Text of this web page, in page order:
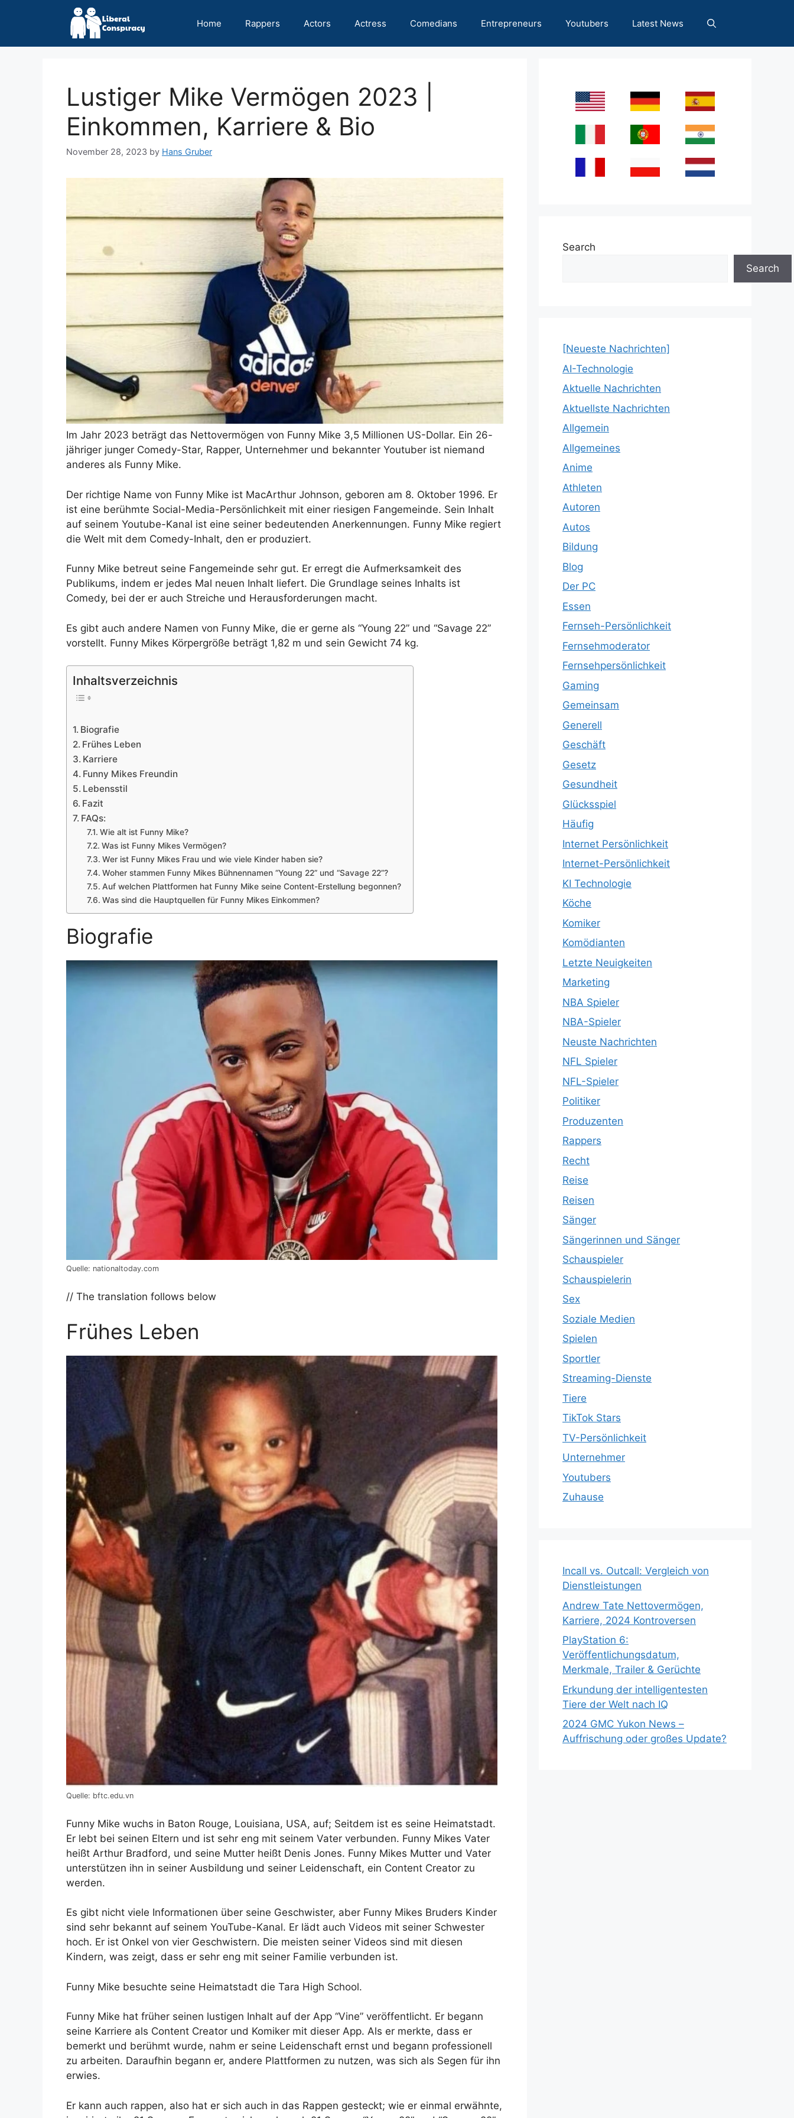
Home Rappers Actors Actress Comedians Entrepreneurs Youtubers Latest News
Lustiger Mike Vermögen 2023 |
Einkommen, Karriere & Bio
November 28, 2023 by Hans Gruber
Im Jahr 2023 beträgt das Nettovermögen von Funny Mike 3,5 Millionen US-Dollar. Ein 26-
jähriger junger Comedy-Star, Rapper, Unternehmer und bekannter Youtuber ist niemand
anderes als Funny Mike.
Der richtige Name von Funny Mike ist MacArthur Johnson, geboren am 8. Oktober 1996. Er
ist eine berühmte Social-Media-Persönlichkeit mit einer riesigen Fangemeinde. Sein Inhalt
auf seinem Youtube-Kanal ist eine seiner bedeutenden Anerkennungen. Funny Mike regiert
die Welt mit dem Comedy-Inhalt, den er produziert.
Funny Mike betreut seine Fangemeinde sehr gut. Er erregt die Aufmerksamkeit des
Publikums, indem er jedes Mal neuen Inhalt liefert. Die Grundlage seines Inhalts ist
Comedy, bei der er auch Streiche und Herausforderungen macht.
Es gibt auch andere Namen von Funny Mike, die er gerne als “Young 22” und “Savage 22”
vorstellt. Funny Mikes Körpergröße beträgt 1,82 m und sein Gewicht 74 kg.
Inhaltsverzeichnis
Biografie
Frühes Leben
Karriere
Funny Mikes Freundin
Lebensstil
Fazit
FAQs:
Wie alt ist Funny Mike?
Was ist Funny Mikes Vermögen?
Wer ist Funny Mikes Frau und wie viele Kinder haben sie?
Woher stammen Funny Mikes Bühnennamen “Young 22” und “Savage 22”?
Auf welchen Plattformen hat Funny Mike seine Content-Erstellung begonnen?
Was sind die Hauptquellen für Funny Mikes Einkommen?
Biografie
Quelle: nationaltoday.com
// The translation follows below
Frühes Leben
Quelle: bftc.edu.vn
Funny Mike wuchs in Baton Rouge, Louisiana, USA, auf; Seitdem ist es seine Heimatstadt.
Er lebt bei seinen Eltern und ist sehr eng mit seinem Vater verbunden. Funny Mikes Vater
heißt Arthur Bradford, und seine Mutter heißt Denis Jones. Funny Mikes Mutter und Vater
unterstützen ihn in seiner Ausbildung und seiner Leidenschaft, ein Content Creator zu
werden.
Es gibt nicht viele Informationen über seine Geschwister, aber Funny Mikes Bruders Kinder
sind sehr bekannt auf seinem YouTube-Kanal. Er lädt auch Videos mit seiner Schwester
hoch. Er ist Onkel von vier Geschwistern. Die meisten seiner Videos sind mit diesen
Kindern, was zeigt, dass er sehr eng mit seiner Familie verbunden ist.
Funny Mike besuchte seine Heimatstadt die Tara High School.
Funny Mike hat früher seinen lustigen Inhalt auf der App “Vine” veröffentlicht. Er begann
seine Karriere als Content Creator und Komiker mit dieser App. Als er merkte, dass er
bemerkt und berühmt wurde, nahm er seine Leidenschaft ernst und begann professionell
zu arbeiten. Daraufhin begann er, andere Plattformen zu nutzen, was sich als Segen für ihn
erwies.
Er kann auch rappen, also hat er sich auch in das Rappen gesteckt; wie er einmal erwähnte,
Search
Search
[Neueste Nachrichten]
AI-Technologie
Aktuelle Nachrichten
Aktuellste Nachrichten
Allgemein
Allgemeines
Anime
Athleten
Autoren
Autos
Bildung
Blog
Der PC
Essen
Fernseh-Persönlichkeit
Fernsehmoderator
Fernsehpersönlichkeit
Gaming
Gemeinsam
Generell
Geschäft
Gesetz
Gesundheit
Glücksspiel
Häufig
Internet Persönlichkeit
Internet-Persönlichkeit
KI Technologie
Köche
Komiker
Komödianten
Letzte Neuigkeiten
Marketing
NBA Spieler
NBA-Spieler
Neuste Nachrichten
NFL Spieler
NFL-Spieler
Politiker
Produzenten
Rappers
Recht
Reise
Reisen
Sänger
Sängerinnen und Sänger
Schauspieler
Schauspielerin
Sex
Soziale Medien
Spielen
Sportler
Streaming-Dienste
Tiere
TikTok Stars
TV-Persönlichkeit
Unternehmer
Youtubers
Zuhause
Incall vs. Outcall: Vergleich von
Dienstleistungen
Andrew Tate Nettovermögen,
Karriere, 2024 Kontroversen
PlayStation 6:
Veröffentlichungsdatum,
Merkmale, Trailer & Gerüchte
Erkundung der intelligentesten
Tiere der Welt nach IQ
2024 GMC Yukon News –
Auffrischung oder großes Update?